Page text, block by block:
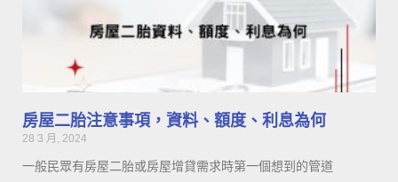
房屋二胎注意事項，資料、額度、利息為何
28 3 月, 2024
一般民眾有房屋二胎或房屋增貸需求時第一個想到的管道